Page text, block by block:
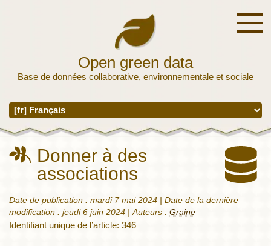
Open green data
Base de données collaborative, environnementale et sociale
Donner à des
associations
Date de publication :mardi 7 mai 2024 | Date de la dernière
modification :jeudi 6 juin 2024 |Auteurs :Graine
Identifiant unique de l’article: 346